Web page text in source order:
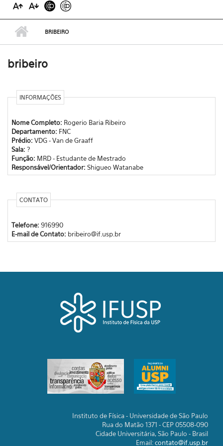
BRIBEIRO
bribeiro
INFORMAÇÕES
Nome Completo: Rogerio Baria Ribeiro
Departamento: FNC
Prédio: VDG - Van de Graaff
Sala: ?
Função: MRD - Estudante de Mestrado
Responsável/Orientador: Shigueo Watanabe
CONTATO
Telefone: 916990
E-mail de Contato: bribeiro@if.usp.br
Instituto de Física - Universidade de São Paulo
Rua do Matão 1371 - CEP 05508-090
Cidade Universitária, São Paulo - Brasil
Email:contato@if.usp.br